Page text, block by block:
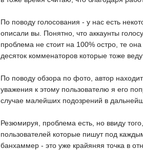
По поводу голосования - у нас есть
описали вы. Понятно, что аккаунты
проблема не стоит на 100% остро, те
десяток комменаторов которые тоже
По поводу обзора по фото, автор
уважения к этому пользователю я его
случае малейших подозрений в
Резюмируя, проблема есть, но ввиду
пользователей которые пишут под
банхаммер - это уже крайяняя точка в